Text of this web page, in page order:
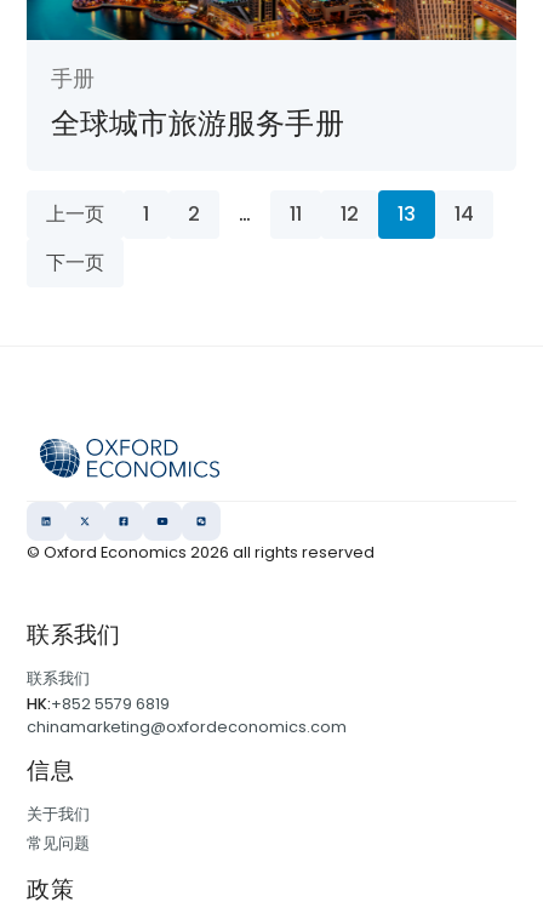
手册
全球城市旅游服务手册
上一页 1 2 … 11 12 13
14
下一页
© Oxford Economics2026 all rights reserved
联系我们
联系我们
HK:+852 5579 6819
chinamarketing@oxfordeconomics.com
信息
关于我们
常见问题
政策